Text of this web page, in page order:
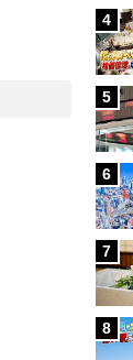
4
5
6
7
8